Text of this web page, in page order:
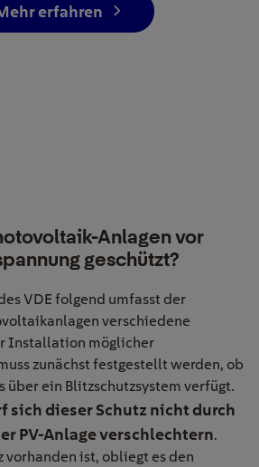
erfahren
Anlagen vor
geschützt?
VDE folgend umfasst der
verschiedene
Installation möglicher
zunächst festgestellt werden, ob
über ein Blitzschutzsystem verfügt.
sich dieser Schutz nicht durch
PV-Anlage verschlechtern.
vorhanden ist, obliegt es den